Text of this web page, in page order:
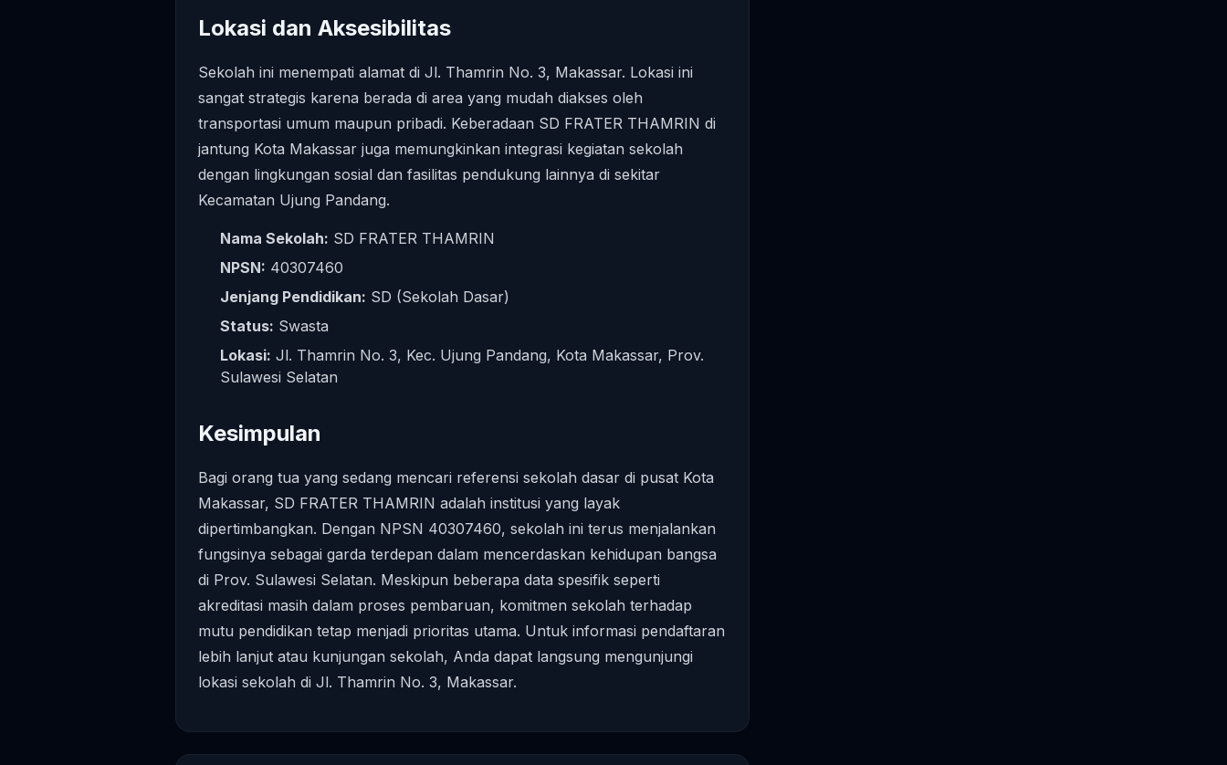
Lokasi dan Aksesibilitas
Sekolah ini menempati alamat di Jl. Thamrin No. 3, Makassar. Lokasi ini
sangat strategis karena berada di area yang mudah diakses oleh
transportasi umum maupun pribadi. Keberadaan SD FRATER THAMRIN di
jantung Kota Makassar juga memungkinkan integrasi kegiatan sekolah
dengan lingkungan sosial dan fasilitas pendukung lainnya di sekitar
Kecamatan Ujung Pandang.
Nama Sekolah: SD FRATER THAMRIN
NPSN: 40307460
Jenjang Pendidikan: SD (Sekolah Dasar)
Status: Swasta
Lokasi: Jl. Thamrin No. 3, Kec. Ujung Pandang, Kota Makassar, Prov.
Sulawesi Selatan
Kesimpulan
Bagi orang tua yang sedang mencari referensi sekolah dasar di pusat Kota
Makassar, SD FRATER THAMRIN adalah institusi yang layak
dipertimbangkan. Dengan NPSN 40307460, sekolah ini terus menjalankan
fungsinya sebagai garda terdepan dalam mencerdaskan kehidupan bangsa
di Prov. Sulawesi Selatan. Meskipun beberapa data spesifik seperti
akreditasi masih dalam proses pembaruan, komitmen sekolah terhadap
mutu pendidikan tetap menjadi prioritas utama. Untuk informasi pendaftaran
lebih lanjut atau kunjungan sekolah, Anda dapat langsung mengunjungi
lokasi sekolah di Jl. Thamrin No. 3, Makassar.